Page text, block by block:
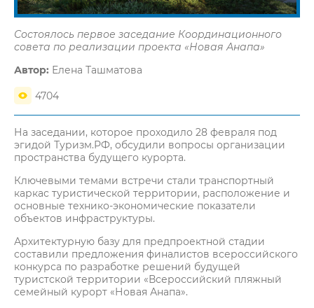
Состоялось первое заседание Координационного
совета по реализации проекта «Новая Анапа»
Автор: Елена Ташматова
4704
На заседании, которое проходило 28 февраля под
эгидой Туризм.РФ, обсудили вопросы организации
пространства будущего курорта.
Ключевыми темами встречи стали транспортный
каркас туристической территории, расположение и
основные технико-экономические показатели
объектов инфраструктуры.
Архитектурную базу для предпроектной стадии
составили предложения финалистов всероссийского
конкурса по разработке решений будущей
туристской территории «Всероссийский пляжный
семейный курорт «Новая Анапа».